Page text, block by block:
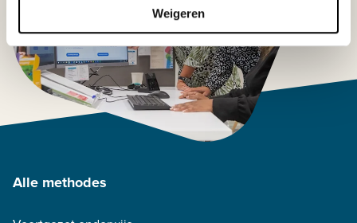
Weigeren
Alle methodes